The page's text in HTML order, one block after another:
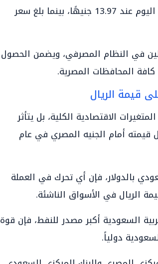
«بنك قناة السويس»: سجل أعلى سعر للبيع اليوم عند 13.97 جنيهًا، بينما بلغ سعر
في النظام المصرفي، ويضمن الحصول
المحافظات المصرية.
قيمة الريال
الاقتصادية الكلية، بل يتأثر
أمام الجنيه المصري في عام
بالدولار، فإن أي تحرك في العملة
الريال في الأسواق الناشئة.
السعودية أكبر مصدر للنفط، فإن قوة
دولياً.